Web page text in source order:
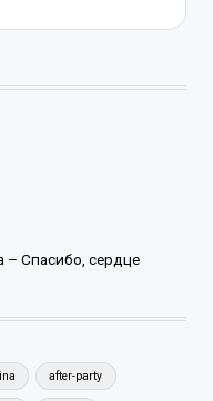
Спасибо, сердце
after-party